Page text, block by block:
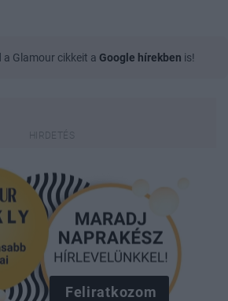
a Glamour cikkeit a Google hírekben is!
Feliratkozom